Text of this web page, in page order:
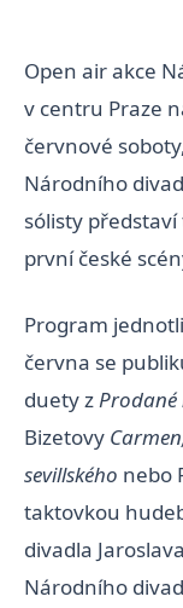
Open air akce
v centru Praze
červnové
Národního
sólisty
první české
Program
června se
duety zProdané
Bizetovy
sevillského nebo
taktovkou
divadla
Národního